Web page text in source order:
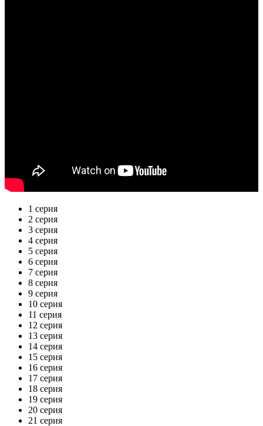
1 серия
2 серия
3 серия
4 серия
5 серия
6 серия
7 серия
8 серия
9 серия
10 серия
11 серия
12 серия
13 серия
14 серия
15 серия
16 серия
17 серия
18 серия
19 серия
20 серия
21 серия